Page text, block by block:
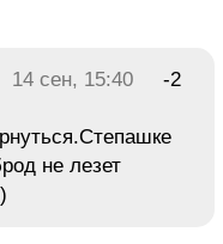
14 сен, 15:40 -2
не лезет